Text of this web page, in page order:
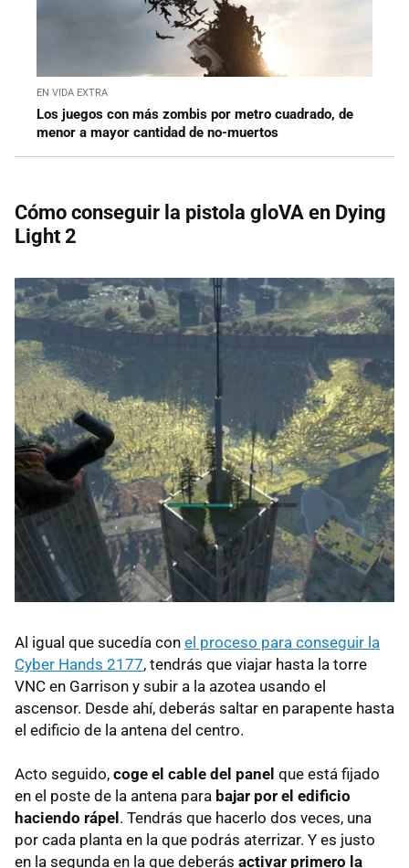
EN VIDA EXTRA
Los juegos con más zombis por metro cuadrado, de
menor a mayor cantidad de no-muertos
Cómo conseguir la pistola gloVA en Dying
Light 2
Al igual que sucedía con el proceso para conseguir la
Cyber Hands 2177, tendrás que viajar hasta la torre
VNC en Garrison y subir a la azotea usando el
ascensor. Desde ahí, deberás saltar en parapente hasta
el edificio de la antena del centro.
Acto seguido, coge el cable del panel que está fijado
en el poste de la antena para bajar por el edificio
haciendo rápel. Tendrás que hacerlo dos veces, una
por cada planta en la que podrás aterrizar. Y es justo
en la segunda en la que deberás activar primero la